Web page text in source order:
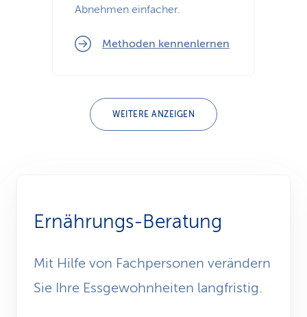
Abnehmen einfacher.
Methoden kennenlernen
WEITERE ANZEIGEN
Ernährungs-Beratung
Mit Hilfe von Fachpersonen verändern
Sie Ihre Essgewohnheiten langfristig.